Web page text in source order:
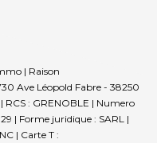
| Raison
Ave Léopold Fabre - 38250
RCS : GRENOBLE | Numero
| Forme juridique : SARL |
| Carte T :